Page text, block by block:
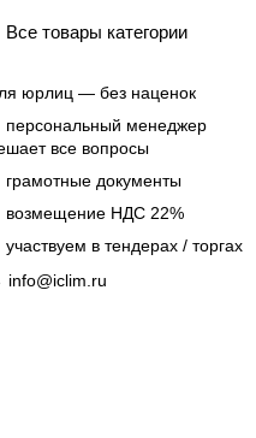
Все товары категории
юрлиц — без наценок
персональный менеджер
все вопросы
грамотные документы
возмещение НДС 22%
участвуем в тендерах / торгах
info@iclim.ru